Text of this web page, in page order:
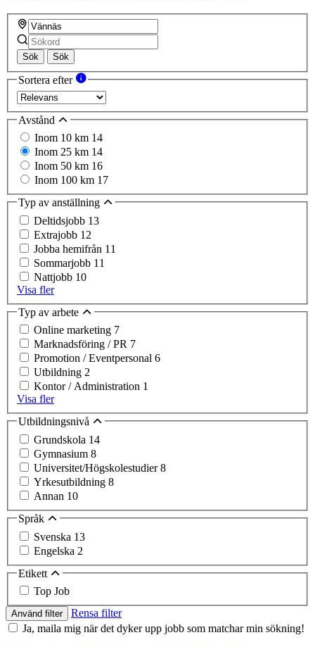
Sök Sök
Sortera efter
Avstånd
Inom 10 km 14
Inom 25 km 14
Inom 50 km 16
Inom 100 km 17
Typ av anställning
Deltidsjobb 13
Extrajobb 12
Jobba hemifrån 11
Sommarjobb 11
Nattjobb 10
Visa fler
Typ av arbete
Online marketing 7
Marknadsföring / PR 7
Promotion / Eventpersonal 6
Utbildning 2
Kontor / Administration 1
Visa fler
Utbildningsnivå
Grundskola 14
Gymnasium 8
Universitet/Högskolestudier8
Yrkesutbildning 8
Annan 10
Språk
Svenska 13
Engelska 2
Etikett
Top Job
Använd filter
Rensa filter
Ja, maila mig när det dyker upp jobb som matchar min sökning!